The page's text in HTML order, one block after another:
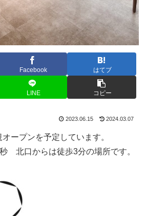
Facebook はてブ
LINE コピー
2023.06.15 2024.03.07
ープンを予定しています。
北口からは徒歩3分の場所です。